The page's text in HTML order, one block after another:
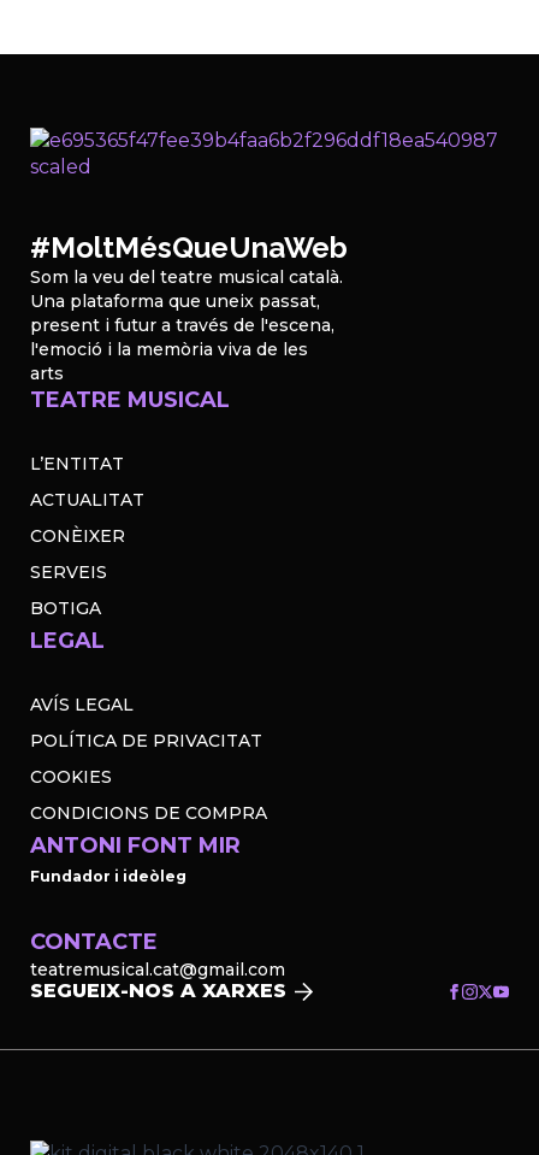
#MoltMésQueUnaWeb
Som la veu del teatre musical català.
Una plataforma que uneix passat,
present i futur a través de l'escena,
l'emoció i la memòria viva de les
arts
TEATRE MUSICAL
L’ENTITAT
ACTUALITAT
CONÈIXER
SERVEIS
BOTIGA
LEGAL
AVÍS LEGAL
POLÍTICA DE PRIVACITAT
COOKIES
CONDICIONS DE COMPRA
ANTONI FONT MIR
Fundador i ideòleg
CONTACTE
teatremusical.cat@gmail.com
SEGUEIX-NOS A XARXES